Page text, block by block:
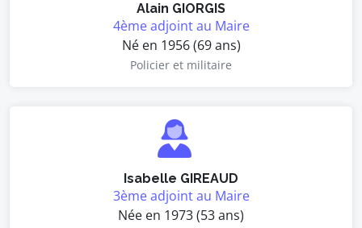
Alain GIORGIS
4ème adjoint au Maire
Né en 1956 (69 ans)
Policier et militaire
Isabelle GIREAUD
3ème adjoint au Maire
Née en 1973 (53 ans)